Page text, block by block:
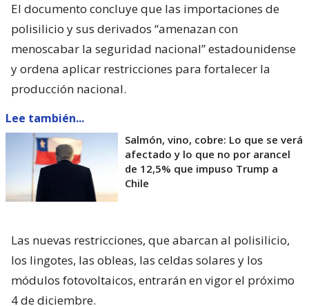
El documento concluye que las importaciones de
polisilicio y sus derivados “amenazan con
menoscabar la seguridad nacional” estadounidense
y ordena aplicar restricciones para fortalecer la
producción nacional.
Lee también...
Salmón, vino, cobre: Lo que se verá
afectado y lo que no por arancel
de 12,5% que impuso Trump a
Chile
Las nuevas restricciones, que abarcan al polisilicio,
los lingotes, las obleas, las celdas solares y los
módulos fotovoltaicos, entrarán en vigor el próximo
4 de diciembre.